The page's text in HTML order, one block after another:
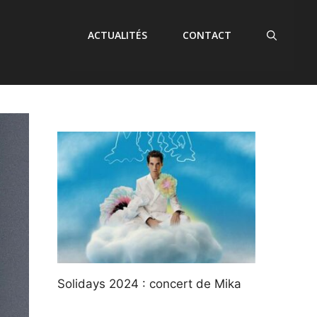
ACTUALITÉS CONTACT
Solidays 2024 : concert de Mika